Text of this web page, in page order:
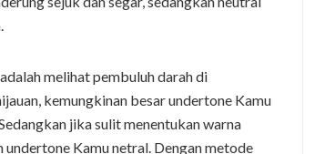
melihat pembuluh darah di
kemungkinan besar undertone Kamu
jika sulit menentukan warna
Kamu netral. Dengan metode